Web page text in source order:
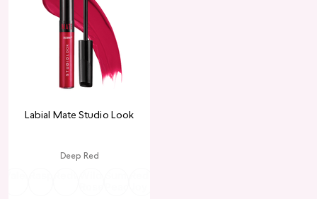
Labial Mate Studio Look
Deep Red